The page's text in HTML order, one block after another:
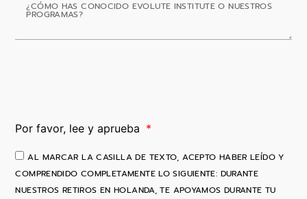
Por favor, lee y aprueba
AL MARCAR LA CASILLA DE TEXTO, ACEPTO HABER LEÍDO Y
COMPRENDIDO COMPLETAMENTE LO SIGUIENTE: DURANTE
NUESTROS RETIROS EN HOLANDA, TE APOYAMOS DURANTE TU